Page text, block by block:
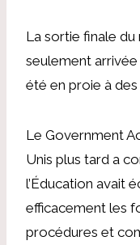
La sortie finale du
seulement
été en proie à
Le Government
Unis plus tard a
l’Éducation avait
efficacement les
procédures et